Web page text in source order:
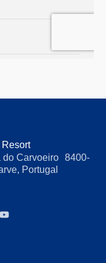
do Carvoeiro 8400-
Portugal